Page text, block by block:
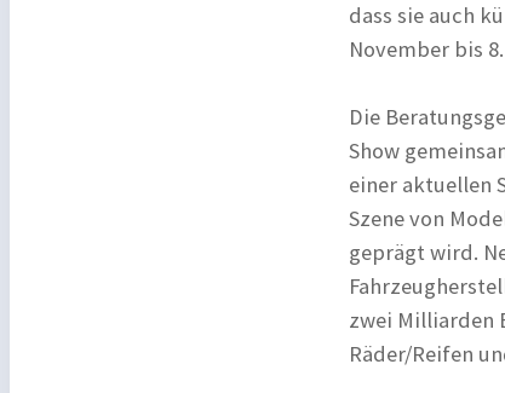
dass sie auch
November bis
Die
Show
einer aktuellen
Szene von
geprägt wird.
zwei Milliarden
Räder/Reifen